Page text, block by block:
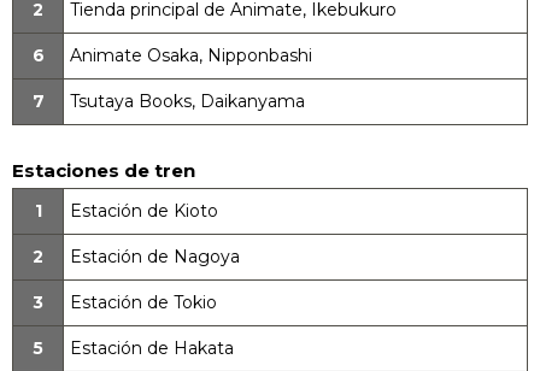
2 Tienda principal de Animate, Ikebukuro
6 Animate Osaka, Nipponbashi
7 Tsutaya Books, Daikanyama
Estaciones de tren
1 Estación de Kioto
2 Estación de Nagoya
3 Estación de Tokio
5 Estación de Hakata